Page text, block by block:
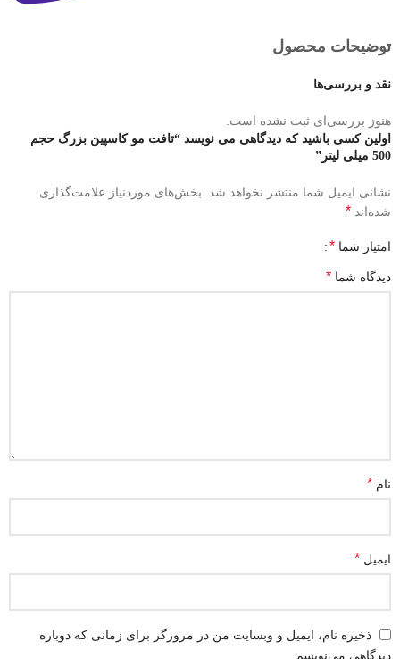
توضیحات محصول
نقد و بررسی‌ها
هنوز بررسی‌ای ثبت نشده است.
اولین کسی باشید که دیدگاهی می نویسد “تافت مو کاسپین بزرگ حجم
500 میلی لیتر”
نشانی ایمیل شما منتشر نخواهد شد.
بخش‌های موردنیاز علامت‌گذاری
شده‌اند *
امتیاز شما *
دیدگاه شما *
نام *
ایمیل *
ذخیره نام، ایمیل و وبسایت من در مرورگر برای زمانی که دوباره
دیدگاهی می‌نویسم.